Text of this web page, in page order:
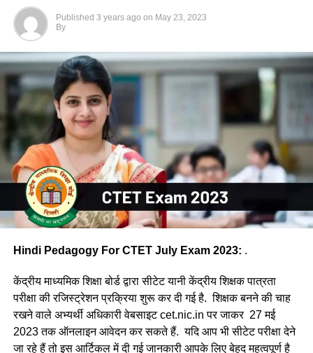
Published 3 years ago on May 23, 2023
By
Hindi Pedagogy For CTET July Exam 2023: .
केंद्रीय माध्यमिक शिक्षा बोर्ड द्वारा सीटेट यानी केंद्रीय शिक्षक पात्रता
परीक्षा की रजिस्ट्रेशन प्रक्रिया शुरू कर दी गई है. शिक्षक बनने की चाह
रखने वाले अभ्यर्थी अधिकारी वेबसाइट cet.nic.in पर जाकर 27 मई
2023 तक ऑनलाइन आवेदन कर सकते हैं. यदि आप भी सीटेट परीक्षा देने
जा रहे हैं तो इस आर्टिकल में दी गई जानकारी आपके लिए बेहद महत्वपूर्ण है